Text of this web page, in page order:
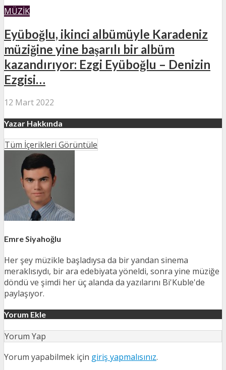
MÜZIK
Eyüboğlu, ikinci albümüyle Karadeniz
müziğine yine başarılı bir albüm
kazandırıyor: Ezgi Eyüboğlu – Denizin
Ezgisi…
12 Mart 2022
Yazar Hakkında
Tüm İçerikleri Görüntüle
Emre Siyahoğlu
Her şey müzikle başladıysa da bir yandan sinema
meraklısıydı, bir ara edebiyata yöneldi, sonra yine müziğe
döndü ve şimdi her üç alanda da yazılarını Bi'Kuble'de
paylaşıyor.
Yorum Ekle
Yorum Yap
Yorum yapabilmek için giriş yapmalısınız.